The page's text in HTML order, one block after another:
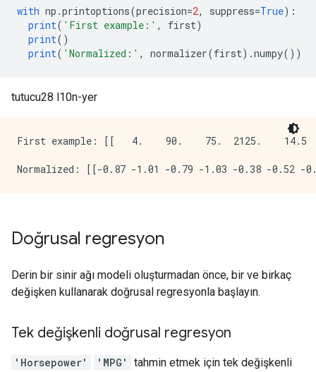
with np .printoptions(precision=2, suppress=True):
print( 'First example:' , first)
print()
print( 'Normalized:' , normalizer(first).numpy())
tutucu28 l10n-yer
First example: [[   4.    90.    75.  2125.
Doğrusal regresyon
Derin bir sinir ağı modeli oluşturmadan önce, bir ve birkaç
değişken kullanarak doğrusal regresyonla başlayın.
Tek değişkenli doğrusal regresyon
'Horsepower' 'MPG'
tahmin etmek için tek değişkenli